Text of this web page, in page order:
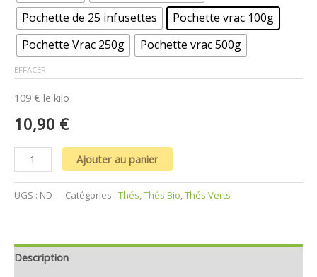
Pochette de 25 infusettes
Pochette vrac 100g
Pochette Vrac 250g
Pochette vrac 500g
EFFACER
109 € le kilo
10,90 €
Ajouter au panier
UGS : ND Catégories : Thés,Thés Bio,Thés Verts
Description